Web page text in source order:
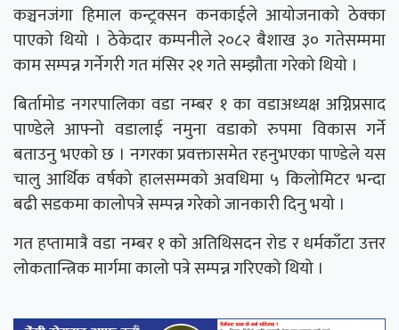
कञ्चनजंगा हिमाल कन्ट्रक्सन कनकाईले आयोजनाको ठेक्का
पाएको थियो । ठेकेदार कम्पनीले २०८२ बैशाख ३० गतेसम्ममा
काम सम्पन्न गर्नेगरी गत मंसिर २१ गते सम्झौता गरेको थियो ।
बिर्तामोड नगरपालिका वडा नम्बर १ का वडाअध्यक्ष अग्निप्रसाद
पाण्डेले आफ्नो वडालाई नमुना वडाको रुपमा विकास गर्ने
बताउनु भएको छ । नगरका प्रवक्तासमेत रहनुभएका पाण्डेले यस
चालु आर्थिक वर्षको हालसम्मको अवधिमा ५ किलोमिटर भन्दा
बढी सडकमा कालोपत्रे सम्पन्न गरेको जानकारी दिनु भयो ।
गत हप्तामात्रै वडा नम्बर १ को अतिथिसदन रोड र धर्मकाँटा उत्तर
लोकतान्त्रिक मार्गमा कालो पत्रे सम्पन्न गरिएको थियो ।